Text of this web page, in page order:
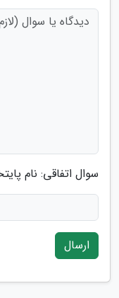
سوال اتفاقی: نام
ارسال